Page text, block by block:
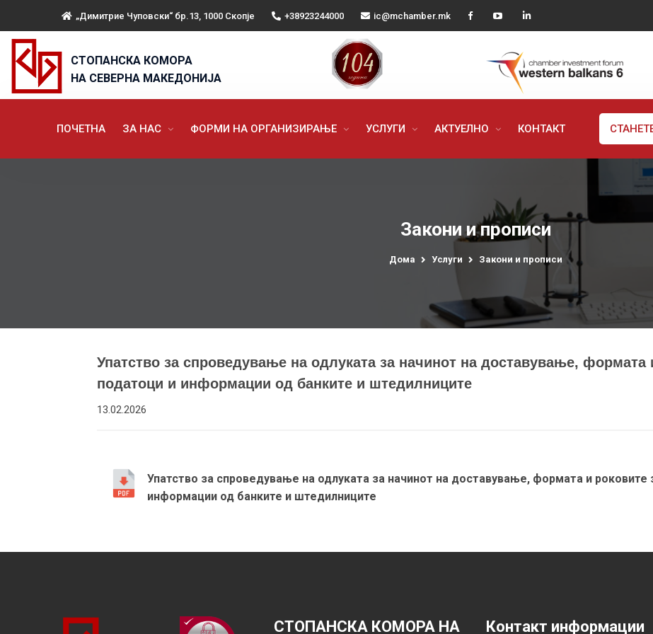
„Димитрие Чуповски“ бр.13, 1000 Скопје +38923244000 ic@mchamber.mk
СТОПАНСКА КОМОРА
НА СЕВЕРНА МАКЕДОНИЈА
ПОЧЕТНА ЗА НАС ФОРМИ НА ОРГАНИЗИРАЊЕ УСЛУГИ АКТУЕЛНО КОНТАКТ
Закони и прописи
Дома Услуги Закони и прописи
Упатство за спроведување на одлуката за начинот на доставување, формата
податоци и информации од банките и штедилниците
13.02.2026
Упатство за спроведување на одлуката за начинот на доставување, формата и
информации од банките и штедилниците
СТОПАНСКА КОМОРА НА Контакт информации